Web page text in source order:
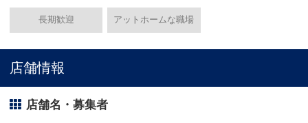
長期歓迎 アットホームな職場
店舗情報
店舗名・募集者